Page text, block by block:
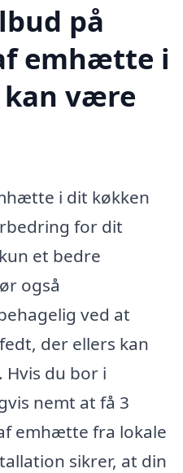
på
emhætte i
kan være
i dit køkken
for dit
et bedre
også
ved at
der ellers kan
du bor i
nemt at få 3
emhætte fra lokale
sikrer, at din